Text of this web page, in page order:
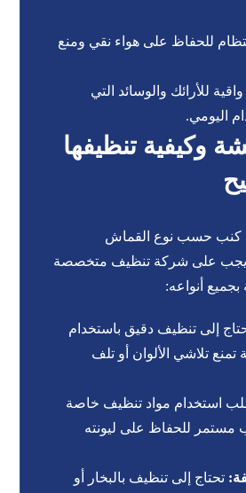
للحفاظ على هواء نقي ومنع
للأرائك والوسائد التي
اليومي.
وكيفية تنظيفها
كنب حسب نوع القماش
يجب على شركة تنظيف متخصصة
أنواعه:
إلى تنظيف دقيق باستخدام
تلاشي الألوان أو تلف
استخدام مواد تنظيف خاصة
مستمر للحفاظ على ليونته
تحتاج إلى تنظيف بالبخار أو